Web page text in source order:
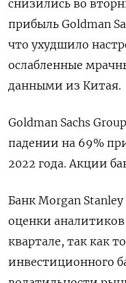
снизились во
прибыль Goldman
что ухудшило
ослабленные
данными из Китая.
Goldman Sachs
падении на 69%
2022 года. Акции
Банк Morgan
оценки
квартале, так как
инвестиционного